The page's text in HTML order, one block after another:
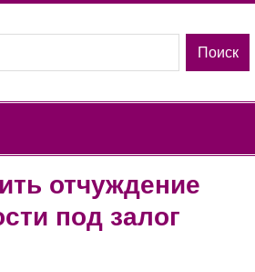
Поиск
отчуждение
под залог